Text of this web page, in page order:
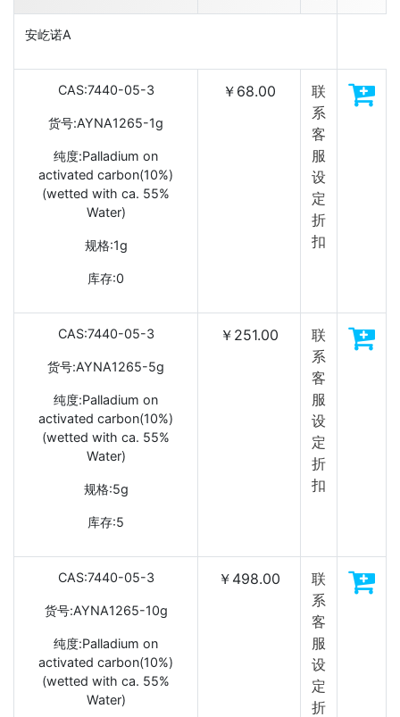
安屹诺A
CAS:7440-05-3
货号:AYNA1265-1g
纯度:Palladium on
activated carbon(10%)
(wetted with ca. 55%
Water)
规格:1g
库存:0
￥68.00
联
系
客
服
设
定
折
扣
CAS:7440-05-3
货号:AYNA1265-5g
纯度:Palladium on
activated carbon(10%)
(wetted with ca. 55%
Water)
规格:5g
库存:5
￥251.00
联
系
客
服
设
定
折
扣
CAS:7440-05-3
货号:AYNA1265-10g
纯度:Palladium on
activated carbon(10%)
(wetted with ca. 55%
Water)
￥498.00
联
系
客
服
设
定
折